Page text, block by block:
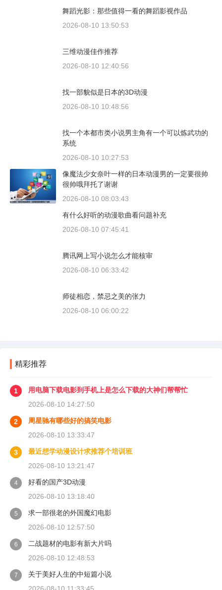
舞蹈光影：那些值得一看的舞蹈影视作品
2026-08-10 13:50:53
三维动漫佳作推荐
2026-08-10 12:40:56
找一部貌似是日本的3D动漫
2026-08-10 10:48:56
找一个本都市类小说男主角有一个可以炼武功的
系统
2026-08-10 10:27:53
像魔法少女奈叶一样的日本动漫男的一定要很帅
很帅哦拜托了谢谢
2026-08-10 08:03:43
有什么好听的动漫歌曲看问题补充
2026-08-10 07:45:41
腾讯网上写小说怎么才能核审
2026-08-10 06:33:42
师徒相恋，禁忌之美的张力
2026-08-10 06:00:22
精彩推荐
1
用电脑下载电影到手机上是怎么下载的大神们帮帮忙
2026-08-10 14:27:50
2
周星驰有哪些好的搞笑电影
2026-08-10 13:33:47
3
最近想学动漫设计求推荐个培训班
2026-08-10 13:21:47
4
好看的国产3D动漫
2026-08-10 13:18:40
5
求一部很老的外国魔幻电影
2026-08-10 12:57:50
6
二战题材的电影有新大片吗
2026-08-10 12:48:53
7
关于美好人生的中短篇小说